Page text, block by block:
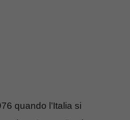
quando l’Italia si